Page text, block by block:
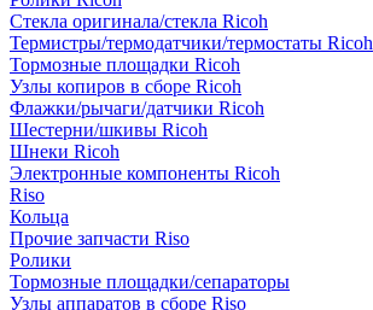
Стекла оригинала/стекла Ricoh
Термистры/термодатчики/термостаты Ricoh
Тормозные площадки Ricoh
Узлы копиров в сборе Ricoh
Флажки/рычаги/датчики Ricoh
Шестерни/шкивы Ricoh
Шнеки Ricoh
Электронные компоненты Ricoh
Riso
Кольца
Прочие запчасти Riso
Ролики
Тормозные площадки/сепараторы
Узлы аппаратов в сборе Riso